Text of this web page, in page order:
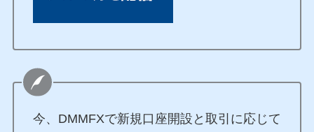
今、DMMFXで新規口座開設と取引に応じて